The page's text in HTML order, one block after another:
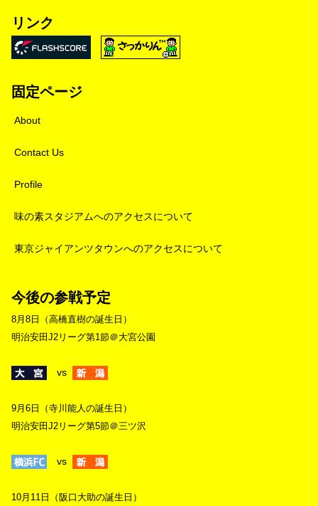
リンク
固定ページ
About
Contact Us
Profile
味の素スタジアムへのアクセスについて
東京ジャイアンツタウンへのアクセスについて
今後の参戦予定
8月8日（高橋直樹の誕生日）
明治安田J2リーグ第1節＠大宮公園
vs
9月6日（寺川能人の誕生日）
明治安田J2リーグ第5節＠三ツ沢
vs
10月11日（阪口大助の誕生日）